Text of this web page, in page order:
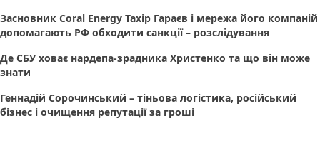
Засновник Coral Energy Тахір Гараєв і мережа його компаній
допомагають РФ обходити санкції – розслідування
Де СБУ ховає нардепа-зрадника Христенко та що він може
знати
Геннадій Сорочинський – тіньова логістика, російський
бізнес і очищення репутації за гроші